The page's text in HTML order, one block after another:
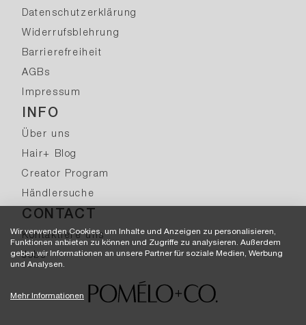
Datenschutzerklärung
Widerrufsblehrung
Barrierefreiheit
AGBs
Impressum
INFO
Über uns
Hair+ Blog
Creator Program
Händlersuche
CONTACT
Kontaktiere uns
Jobs
Wir verwenden Cookies, um Inhalte und Anzeigen zu personalisieren,
Funktionen anbieten zu können und Zugriffe zu analysieren. Außerdem
geben wir Informationen an unsere Partner für soziale Medien, Werbung
und Analysen.
Mehr Informationen